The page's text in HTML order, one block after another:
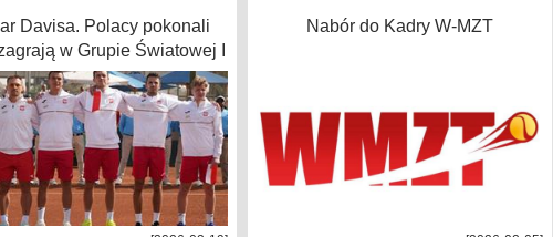
Davisa. Polacy pokonali
w Grupie Światowej I
Nabór do Kadry W-MZT